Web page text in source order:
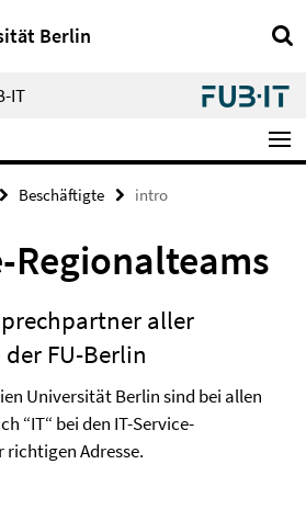
Berlin
IT
Beschäftigte intro
Regionalteams
aller
FU-Berlin
Universität Berlin sind bei allen
“IT“ bei den IT-Service-
richtigen Adresse.